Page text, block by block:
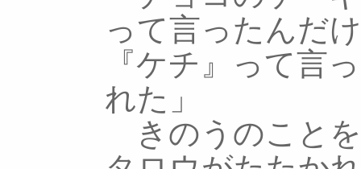
って言ったんだ
『ケチ』って言
れた」
きのうのこと